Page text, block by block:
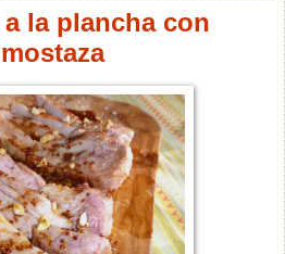
la plancha con